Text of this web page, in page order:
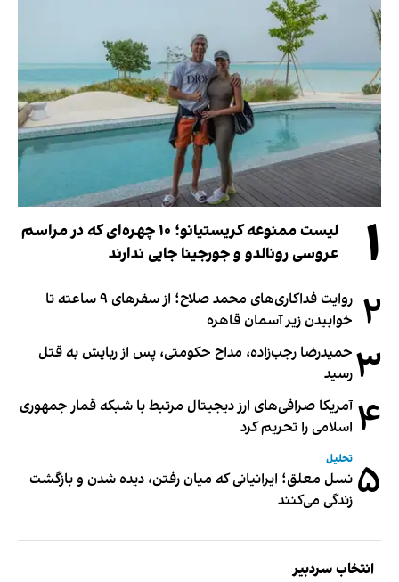
۱
لیست ممنوعه کریستیانو؛ ۱۰ چهره‌ای که در مراسم
عروسی رونالدو و جورجینا جایی ندارند
۲
روایت فداکاری‌های محمد صلاح؛ از سفرهای ۹ ساعته تا
خوابیدن زیر آسمان قاهره
۳ حمیدرضا رجب‌زاده، مداح حکومتی، پس از ربایش به قتل
رسید
۴ آمریکا صرافی‌های ارز دیجیتال مرتبط با شبکه قمار جمهوری
اسلامی را تحریم کرد
۵ تحلیل
نسل معلق؛ ایرانیانی که میان رفتن، دیده شدن و بازگشت
زندگی می‌کنند
انتخاب سردبیر